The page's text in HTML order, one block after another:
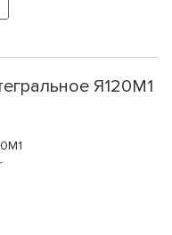
Я120М1